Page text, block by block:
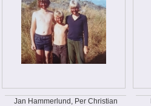
Jan Hammerlund, Per Christian